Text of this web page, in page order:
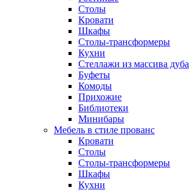
Столы
Кровати
Шкафы
Столы-трансформеры
Кухни
Стеллажи из массива дуба
Буфеты
Комоды
Прихожие
Библиотеки
Минибары
Мебель в стиле прованс
Кровати
Столы
Столы-трансформеры
Шкафы
Кухни